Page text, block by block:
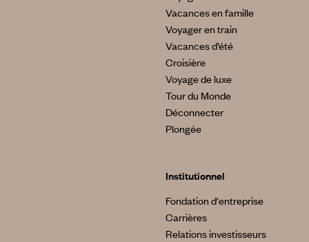
Vacances en famille
Voyager en train
Vacances d’été
Croisière
Voyage de luxe
Tour du Monde
Déconnecter
Plongée
Institutionnel
Fondation d'entreprise
Carrières
Relations investisseurs